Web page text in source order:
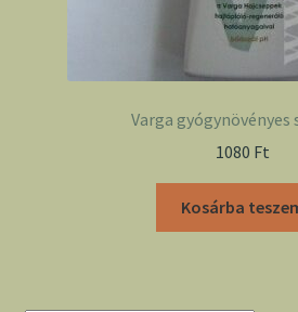
Varga gyógynövényes
1080 Ft
Kosárba